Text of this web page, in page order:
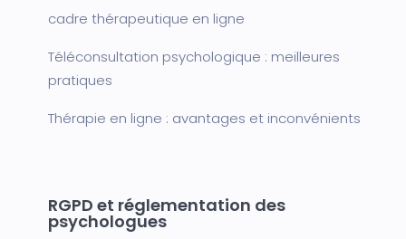
cadre thérapeutique en ligne
Téléconsultation psychologique : meilleures
pratiques
Thérapie en ligne : avantages et inconvénients
RGPD et réglementation des
psychologues